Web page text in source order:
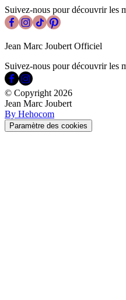
Suivez-nous pour découvrir les
Jean Marc Joubert Officiel
Suivez-nous pour découvrir les
© Copyright 2026
Jean Marc Joubert
By Hehocom
Paramètre des cookies